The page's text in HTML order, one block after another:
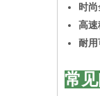
时
高
耐
常